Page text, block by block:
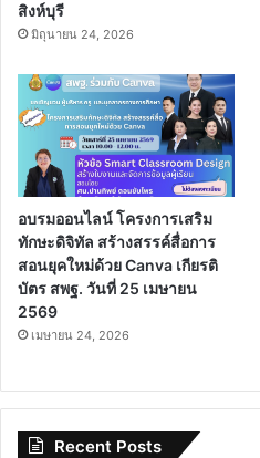
สิงห์บุรี
มิถุนายน 24, 2026
อบรมออนไลน์ โครงการเสริม
ทักษะดิจิทัล สร้างสรรค์สื่อการ
สอนยุคใหม่ด้วย Canva เกียรติ
บัตร สพฐ. วันที่ 25 เมษายน
2569
เมษายน 24, 2026
Recent Posts